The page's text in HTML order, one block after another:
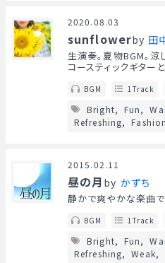
2020.08.03
sunflowerby 田
生演奏。夏物BGM。涼
コースティックギター
BGM 1Track
Bright Fun
Refreshing
2015.02.11
昼の月 by かずち
静かで爽やかな楽曲で
BGM 1Track
Bright Fun
Refreshing
Weak